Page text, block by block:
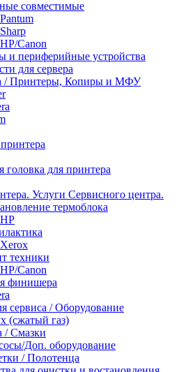
совместимые
Pantum
Sharp
НР/Сanon
и периферийные устройства
для сервера
/ Принтеры, Копиры и МФУ
головка для принтера
Услуги Сервисного центра.
термоблока
HP
Xerox
техники
HP/Canon
финишера
сервиса / Оборудование
(сжатый газ)
/ Смазки
Доп. оборудование
/ Полотенца